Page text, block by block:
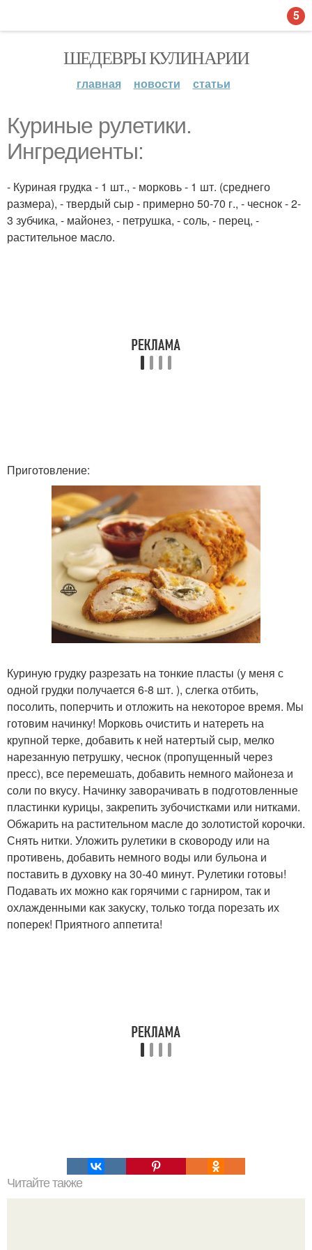
ШЕДЕВРЫ КУЛИНАРИИ
главная новости статьи
Куриные рулетики.
Ингредиенты:
- Куриная грудка - 1 шт., - морковь - 1 шт. (среднего
размера), - твердый сыр - примерно 50-70 г., - чеснок - 2-
3 зубчика, - майонез, - петрушка, - соль, - перец, -
растительное масло.
Приготовление:
Куриную грудку разрезать на тонкие пласты (у меня с
одной грудки получается 6-8 шт. ), слегка отбить,
посолить, поперчить и отложить на некоторое время. Мы
готовим начинку! Морковь очистить и натереть на
крупной терке, добавить к ней натертый сыр, мелко
нарезанную петрушку, чеснок (пропущенный через
пресс), все перемешать, добавить немного майонеза и
соли по вкусу. Начинку заворачивать в подготовленные
пластинки курицы, закрепить зубочистками или нитками.
Обжарить на растительном масле до золотистой корочки.
Снять нитки. Уложить рулетики в сковороду или на
противень, добавить немного воды или бульона и
поставить в духовку на 30-40 минут. Рулетики готовы!
Подавать их можно как горячими с гарниром, так и
охлажденными как закуску, только тогда порезать их
поперек! Приятного аппетита!
Читайте также
5